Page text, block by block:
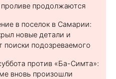
продолжаются
в поселок в Самарии:
новые детали и
поиски подозреваемого
против «Ба-Симта»:
вновь произошли